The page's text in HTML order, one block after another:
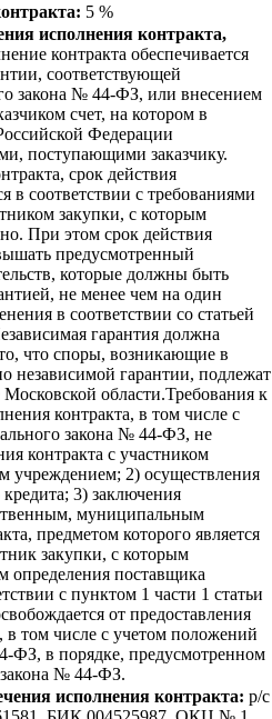
5 %
исполнения контракта,
контракта обеспечивается
соответствующей
закона № 44-ФЗ, или внесением
счет, на котором в
Федерации
поступающими заказчику.
срок действия
в соответствии с требованиями
закупки, с которым
При этом срок действия
предусмотренный
которые должны быть
не менее чем на один
в соответствии со статьей
гарантия должна
что споры, возникающие в
независимой гарантии, подлежат
области.Требования к
контракта, в том числе с
закона № 44-ФЗ, не
контракта с участником
учреждением; 2) осуществления
3) заключения
муниципальным
предметом которого является
закупки, с которым
определения поставщика
с пунктом 1 части 1 статьи
от предоставления
в том числе с учетом положений
ФЗ, в порядке, предусмотренном
закона № 44-ФЗ.
исполнения контракта: p/c